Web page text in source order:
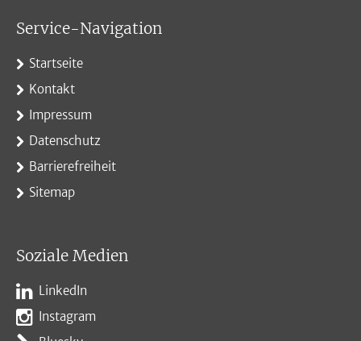
Service-Navigation
Startseite
Kontakt
Impressum
Datenschutz
Barrierefreiheit
Sitemap
Soziale Medien
LinkedIn
Instagram